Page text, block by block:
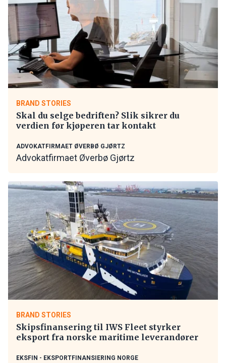
BRAND STORIES
Skal du selge bedriften? Slik sikrer du
verdien før kjøperen tar kontakt
ADVOKATFIRMAET ØVERBØ GJØRTZ
Advokatfirmaet Øverbø Gjørtz
BRAND STORIES
Skipsfinansering til IWS Fleet styrker
eksport fra norske maritime leverandører
EKSFIN - EKSPORTFINANSIERING NORGE